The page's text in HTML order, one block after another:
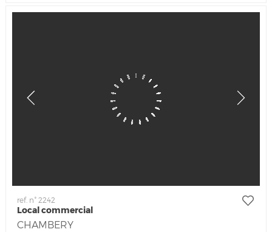
ref. n° 2242
Local commercial
CHAMBERY